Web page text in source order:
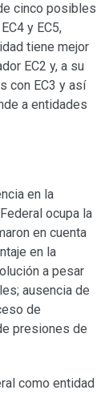
cinco posibles
y EC5,
tiene mejor
EC2 y, a su
con EC3 y así
a entidades
en la
ocupa la
en cuenta
en la
a pesar
ausencia de
de
presiones de
como entidad